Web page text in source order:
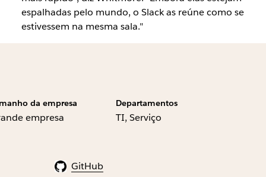
espalhadas pelo mundo, o Slack as reúne como se
estivessem na mesma sala."
da empresa
empresa
Departamentos
TI, Serviço
GitHub